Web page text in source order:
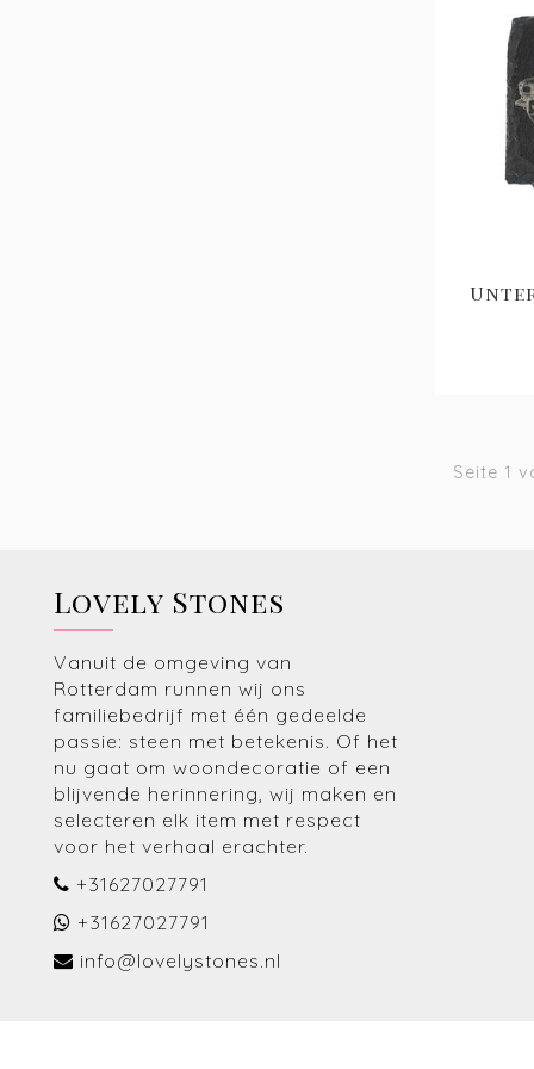
Seite 1
Lovely Stones
Vanuit de omgeving van
Rotterdam runnen wij ons
familiebedrijf met één gedeelde
passie: steen met betekenis. Of het
nu gaat om woondecoratie of een
blijvende herinnering, wij maken en
selecteren elk item met respect
voor het verhaal erachter.
+31627027791
+31627027791
info@lovelystones.nl